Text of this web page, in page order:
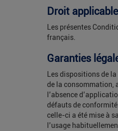
Droit applicable
Les présentes
français.
Garanties
Les dispositions de
de la consommation,
l’absence
défauts de
celle-ci a été mise à
l’usage